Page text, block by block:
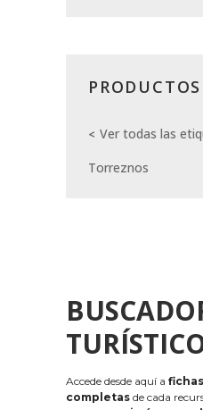
PRODUCTOS
Ver todas las
Torreznos
Accede desde aquí a
completas de cada